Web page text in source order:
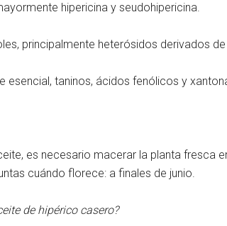
hipericina y seudohipericina.
principalmente heterósidos derivados
esencial, taninos, ácidos fenólicos y
es necesario macerar la planta fresca
cuándo florece: a finales de junio.
de hipérico casero?